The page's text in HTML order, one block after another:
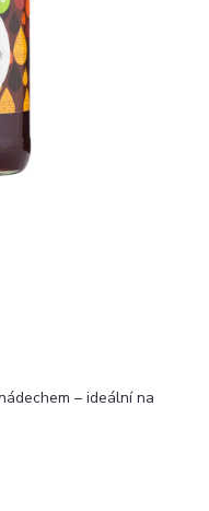
– ideální na